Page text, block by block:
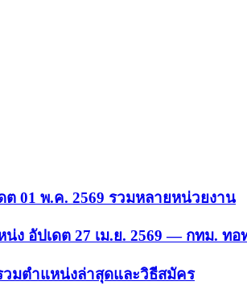
01 พ.ค. 2569 รวมหลายหน่วยงาน
ง อัปเดต 27 เม.ย. 2569 — กทม. ท
มตำแหน่งล่าสุดและวิธีสมัคร